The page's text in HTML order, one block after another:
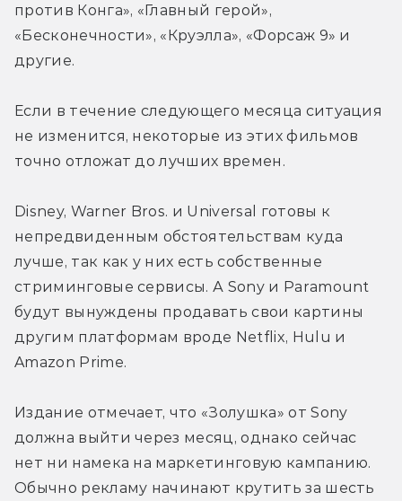
против Конга», «Главный герой»,
«Бесконечности», «Круэлла», «Форсаж 9» и
другие.
Если в течение следующего месяца ситуация
не изменится, некоторые из этих фильмов
точно отложат до лучших времен.
Disney, Warner Bros. и Universal готовы к
непредвиденным обстоятельствам куда
лучше, так как у них есть собственные
стриминговые сервисы. А Sony и Paramount
будут вынуждены продавать свои картины
другим платформам вроде Netflix, Hulu и
Amazon Prime.
Издание отмечает, что «Золушка» от Sony
должна выйти через месяц, однако сейчас
нет ни намека на маркетинговую кампанию.
Обычно рекламу начинают крутить за шесть